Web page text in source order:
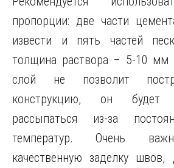
пропорции: две части
извести и пять частей
толщина раствора – 5-10 мм
слой не позволит
конструкцию, он
рассыпаться из-за
температур. Очень
качественную заделку